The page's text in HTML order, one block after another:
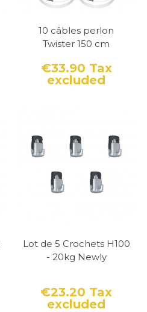
10 câbles perlon
Twister 150 cm
Price
€33.90 Tax
excluded
Lot de 5 Crochets H100
- 20kg Newly
Price
€23.20 Tax
excluded